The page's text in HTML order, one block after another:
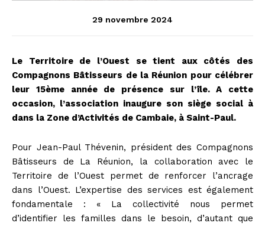
29 novembre 2024
Le Territoire de l’Ouest se tient aux côtés des
Compagnons Bâtisseurs de la Réunion pour célébrer
leur 15ème année de présence sur l’île. A cette
occasion, l’association inaugure son siège social à
dans la Zone d’Activités de Cambaie, à Saint-Paul.
Pour Jean-Paul Thévenin, président des Compagnons
Bâtisseurs de La Réunion, la collaboration avec le
Territoire de l’Ouest permet de renforcer l’ancrage
dans l’Ouest. L’expertise des services est également
fondamentale : « La collectivité nous permet
d’identifier les familles dans le besoin, d’autant que